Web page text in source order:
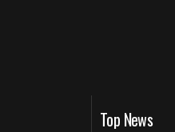
Top News